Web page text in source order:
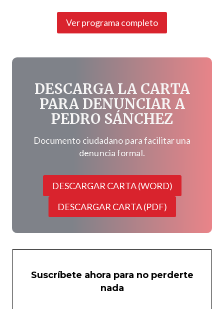
Ver programa completo
DESCARGA LA CARTA
PARA DENUNCIAR A
PEDRO SÁNCHEZ
Documento ciudadano para facilitar una
denuncia formal.
DESCARGAR CARTA (WORD)
DESCARGAR CARTA (PDF)
Suscríbete ahora para no perderte
nada